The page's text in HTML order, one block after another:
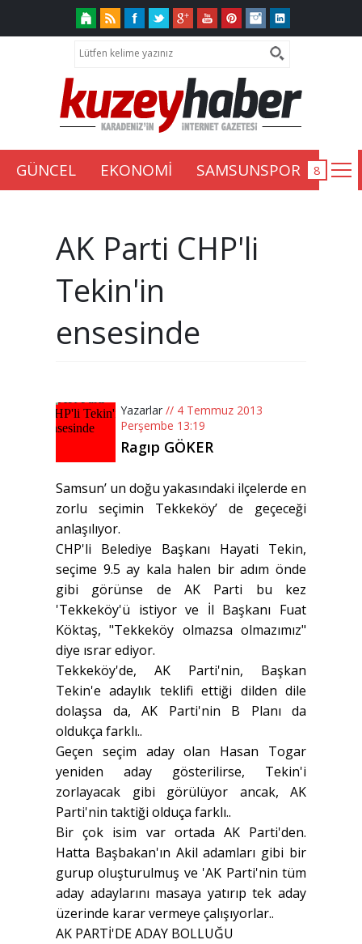
GÜNCEL EKONOMİ SAMSUNSPOR
AK Parti CHP'li
Tekin'in
ensesinde
Yazarlar // 4 Temmuz 2013
Perşembe 13:19
Ragıp GÖKER
Samsun’ un doğu yakasındaki ilçelerde en
zorlu seçimin Tekkeköy’ de geçeceği
anlaşılıyor.
CHP'li Belediye Başkanı Hayati Tekin,
seçime 9.5 ay kala halen bir adım önde
gibi görünse de AK Parti bu kez
'Tekkeköy'ü istiyor ve İl Başkanı Fuat
Köktaş, "Tekkeköy olmazsa olmazımız"
diye ısrar ediyor.
Tekkeköy'de, AK Parti'nin, Başkan
Tekin'e adaylık teklifi ettiği dilden dile
dolaşsa da, AK Parti'nin B Planı da
oldukça farklı..
Geçen seçim aday olan Hasan Togar
yeniden aday gösterilirse, Tekin'i
zorlayacak gibi görülüyor ancak, AK
Parti'nin taktiği olduça farklı..
Bir çok isim var ortada AK Parti'den.
Hatta Başbakan'ın Akil adamları gibi bir
gurup oluşturulmuş ve 'AK Parti'nin tüm
aday adaylarını masaya yatırıp tek aday
üzerinde karar vermeye çalışıyorlar..
AK PARTİ'DE ADAY BOLLUĞU